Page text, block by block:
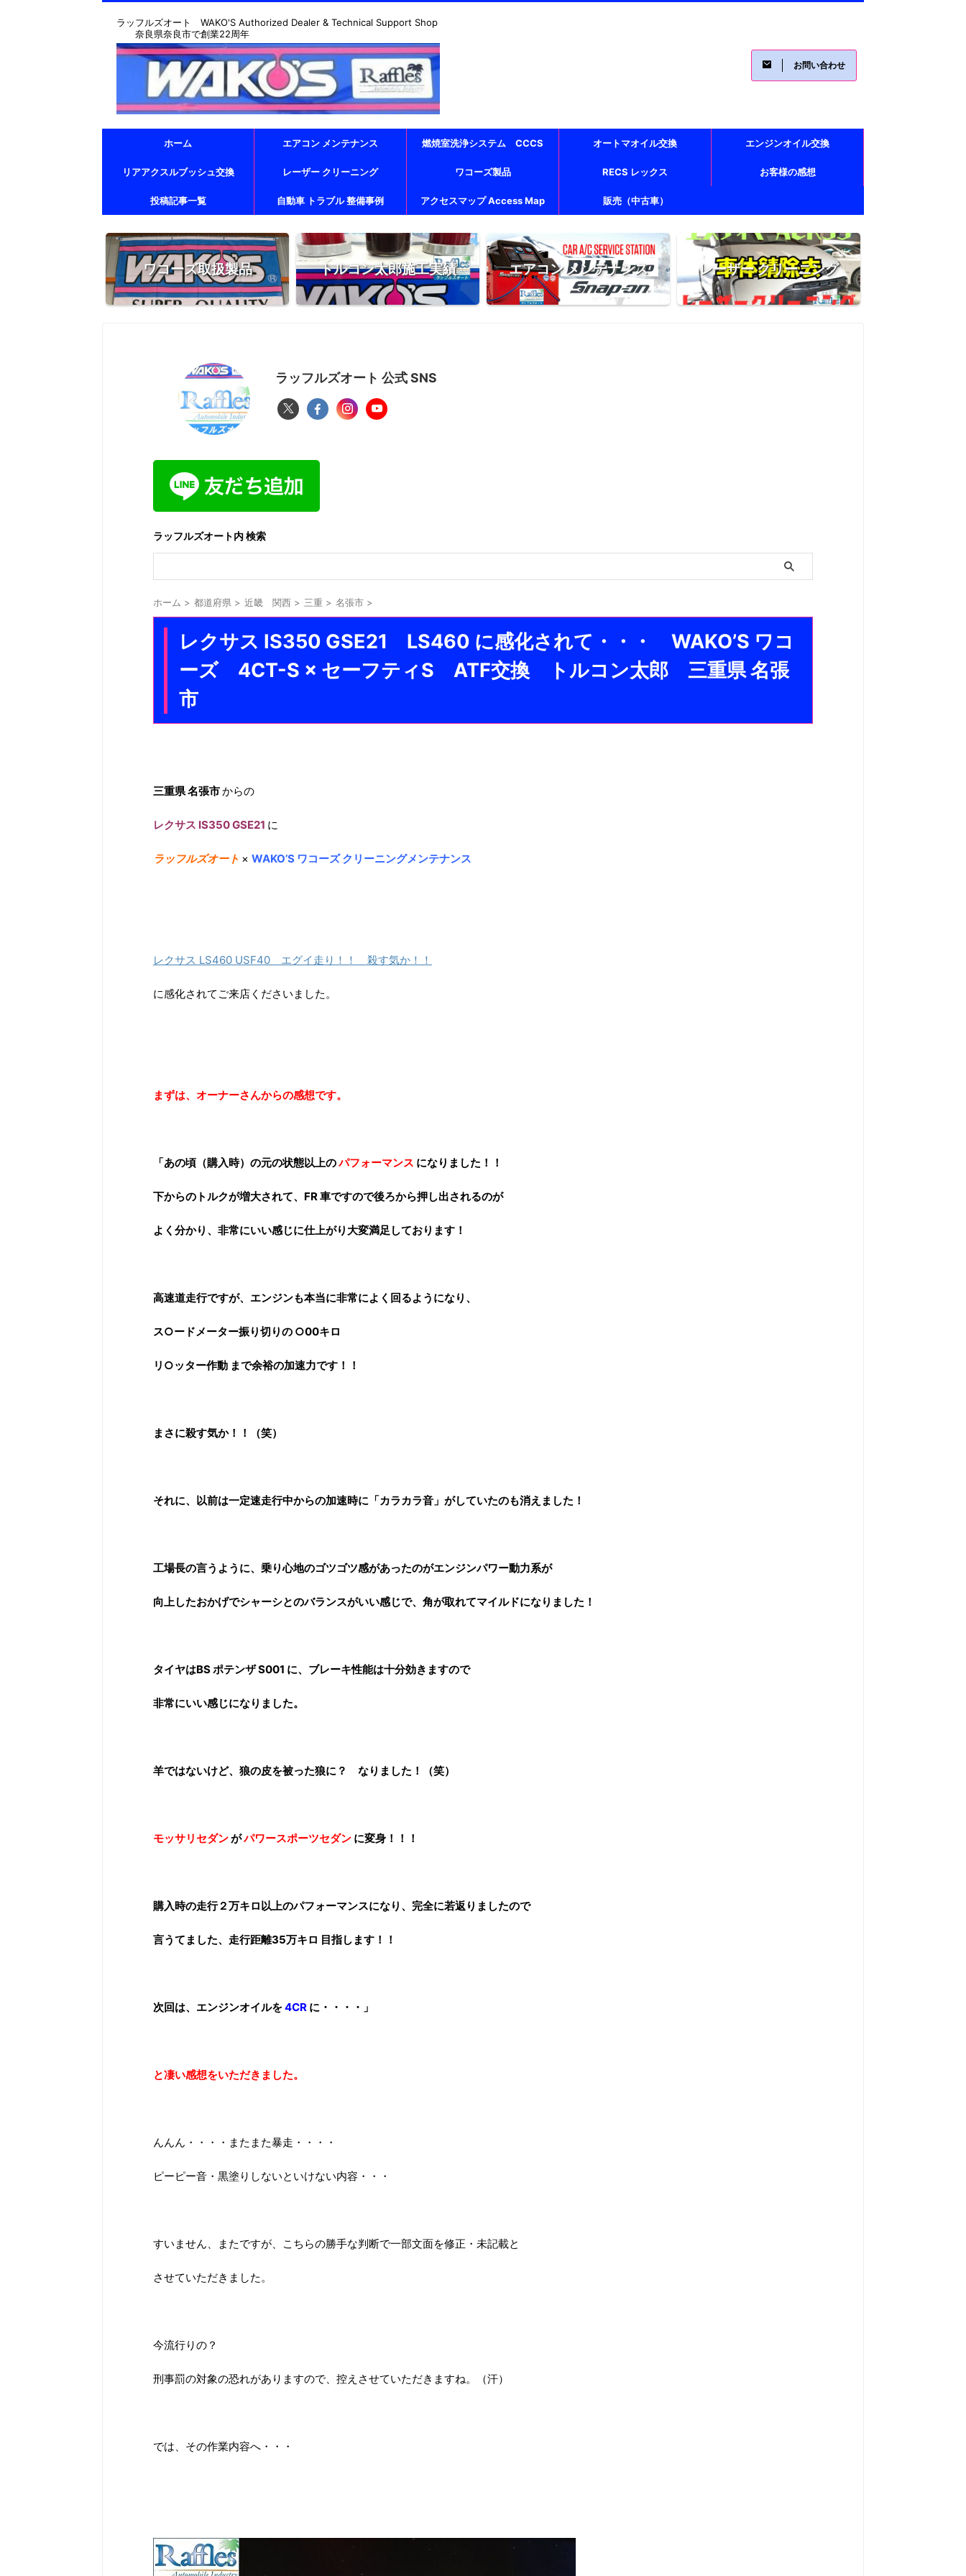
ラッフルズオート WAKO'S Authorized Dealer & Technical Support Shop
奈良県奈良市で創業22周年
お問い合わせ
ホーム エアコン メンテナンス 燃焼室洗浄システム CCCS オートマオイル交換 エンジンオイル交換
リアアクスルブッシュ交換 レーザー クリーニング ワコーズ製品 RECS レックス お客様の感想
投稿記事一覧 自動車 トラブル 整備事例 アクセスマップ Access Map 販売（中古車）
ワコーズ取扱製品 トルコン太郎施工実績 エアコン メンテナンス レーザー クリーニング
ラッフルズオート 公式 SNS
ラッフルズオート内 検索
ホーム > 都道府県 > 近畿 関西 > 三重 > 名張市 >
レクサス IS350 GSE21 LS460 に感化されて・・・ WAKO’S ワコ
ーズ 4CT-S × セーフティS ATF交換 トルコン太郎 三重県 名張
市
三重県 名張市からの
レクサス IS350 GSE21 に
ラッフルズオート × WAKO’S ワコーズ クリーニングメンテナンス
レクサス LS460 USF40 エグイ走り！！ 殺す気か！！
に感化されてご来店くださいました。
まずは、オーナーさんからの感想です。
「あの頃（購入時）の元の状態以上のパフォーマンス になりました！！
下からのトルクが増大されて、FR 車ですので後ろから押し出されるのが
よく分かり、非常にいい感じに仕上がり大変満足しております！
高速道走行ですが、エンジンも本当に非常によく回るようになり、
ス○ードメーター振り切りの ○00キロ
リ○ッター作動 まで余裕の加速力です！！
まさに殺す気か！！（笑）
それに、以前は一定速走行中からの加速時に「カラカラ音」がしていたのも消えました！
工場長の言うように、乗り心地のゴツゴツ感があったのがエンジンパワー動力系が
向上したおかげでシャーシとのバランスがいい感じで、角が取れてマイルドになりました！
タイヤはBS ポテンザ S001 に、ブレーキ性能は十分効きますので
非常にいい感じになりました。
羊ではないけど、狼の皮を被った狼に？ なりました！（笑）
モッサリセダンがパワースポーツセダン に変身！！！
購入時の走行２万キロ以上のパフォーマンスになり、完全に若返りましたので
言うてました、走行距離35万キロ 目指します！！
次回は、エンジンオイルを4CR に・・・・」
と凄い感想をいただきました。
んんん・・・・またまた暴走・・・・
ピーピー音・黒塗りしないといけない内容・・・
すいません、またですが、こちらの勝手な判断で一部文面を修正・未記載と
させていただきました。
今流行りの？
刑事罰の対象の恐れがありますので、控えさせていただきますね。（汗）
では、その作業内容へ・・・